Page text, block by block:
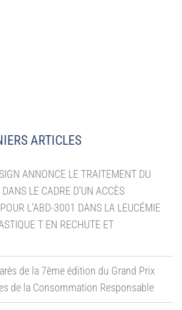
ARTICLES
ANNONCE LE TRAITEMENT DU
LE CADRE D’UN ACCÈS
L’ABD-3001 DANS LA LEUCÉMIE
T EN RECHUTE ET
de la 7ème édition du Grand Prix
de la Consommation Responsable